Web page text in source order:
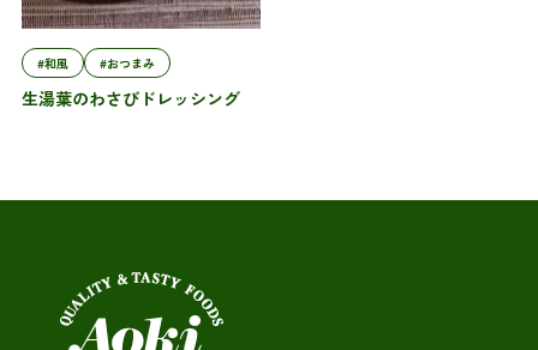
#和風 #おつまみ
生湯葉のわさびドレッシング